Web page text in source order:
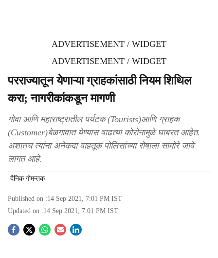
ADVERTISEMENT / WIDGET
ADVERTISEMENT / WIDGET
परराज्यातून येणाऱ्या ग्राहकांसाठी नियम शिथिल
करा; नागरीकांकडून मागणी
गोवा आणि महाराष्ट्रातील पर्यटक (Tourists)आणि ग्राहक
(Customer)बेळगावात येण्यास वाढत्या कोरोनामुळे घाबरत आहेत.
अशातच त्यांना अनेकदा वाहतूक पोलिसांच्या रोषाला सामोरे जावे
लागत आहे.
दैनिक गोमन्तक
Published on :14 Sep 2021, 7:01 PM IST
Updated on :14 Sep 2021, 7:01 PM IST
S